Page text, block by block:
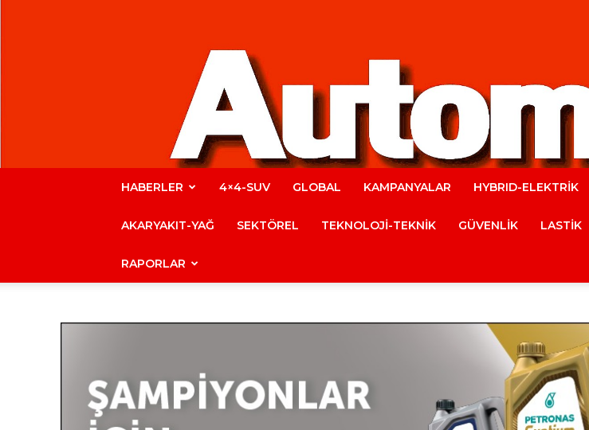
Automobile
Magazine
HABERLER 4×4-SUV GLOBAL KAMPANYALAR HYBRID-ELEKTRİK
AKARYAKIT-YAĞ SEKTÖREL TEKNOLOJİ-TEKNİK GÜVENLİK LASTİK
RAPORLAR